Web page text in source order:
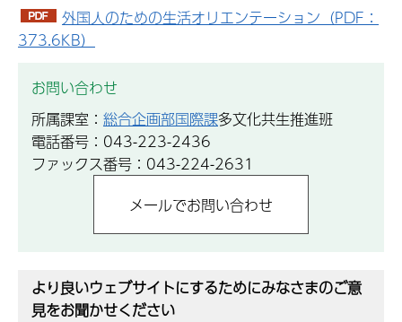
外国人のための生活オリエンテーション（PDF：
373.6KB）
お問い合わせ
所属課室： 総合企画部国際課多文化共生推進班
電話番号：043-223-2436
ファックス番号：043-224-2631
より良いウェブサイトにするためにみなさまのご意
見をお聞かせください